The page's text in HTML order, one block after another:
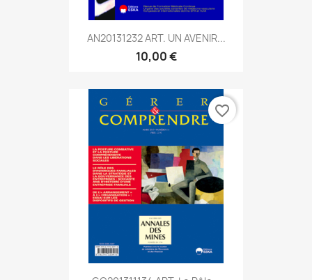
AN20131232 ART. UN AVENIR...
10,00 €
favorite_border